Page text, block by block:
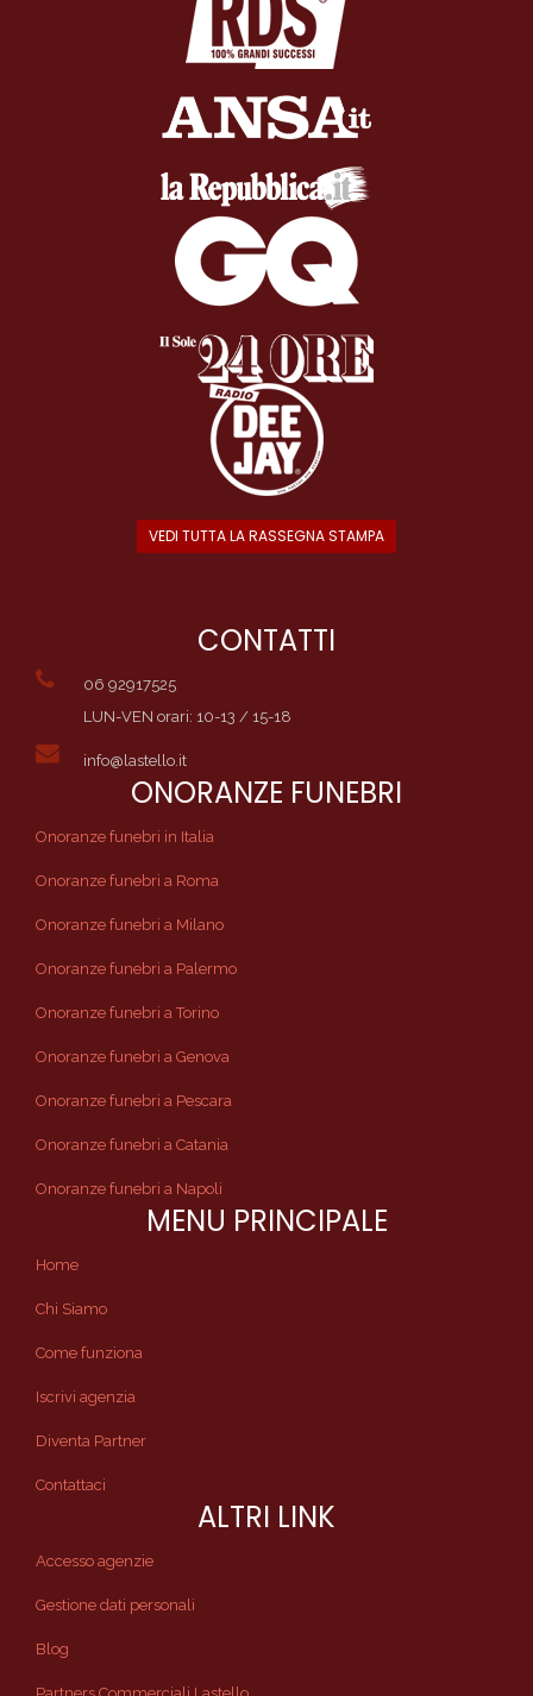
VEDI TUTTA LA RASSEGNA STAMPA
CONTATTI
06 92917525
LUN-VEN orari: 10-13 / 15-18
info@lastello.it
ONORANZE FUNEBRI
Onoranze funebri in Italia
Onoranze funebri a Roma
Onoranze funebri a Milano
Onoranze funebri a Palermo
Onoranze funebri a Torino
Onoranze funebri a Genova
Onoranze funebri a Pescara
Onoranze funebri a Catania
Onoranze funebri a Napoli
MENU PRINCIPALE
Home
Chi Siamo
Come funziona
Iscrivi agenzia
Diventa Partner
Contattaci
ALTRI LINK
Accesso agenzie
Gestione dati personali
Blog